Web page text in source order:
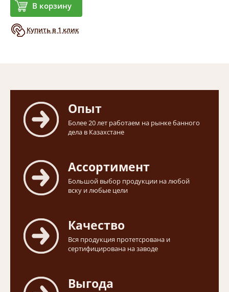
В корзину
Купить в 1 клик
Опыт
Более 20 лет работаем на рынке банного
дела в Казахстане
Ассортимент
Большой выбор продукции на любой
вску и любые цели
Качество
Вся продукция протетсрована и
сертифицирована на заводе
Выгода